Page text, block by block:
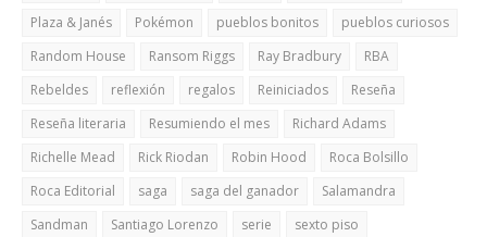
Plaza & Janés
Pokémon pueblos bonitos
pueblos curiosos
Random House
Ransom Riggs Ray Bradbury
RBA
Rebeldes
reflexión regalos Reiniciados
Reseña
Reseña literaria
Resumiendo el mes
Richard Adams
Richelle Mead
Rick Riodan Robin Hood
Roca Bolsillo
Roca Editorial
saga saga del ganador
Salamandra
Sandman
Santiago Lorenzo serie
sexto piso